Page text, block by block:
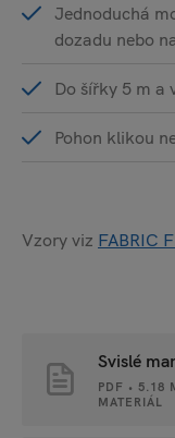
Jednoduchá
dozadu nebo
Do šířky 5 m a
Pohon klikou
Vzory viz FABRIC
Svislé
PDF • 5.18
MATERIÁL